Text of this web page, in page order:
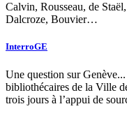
Calvin, Rousseau, de
Dalcroze, Bouvier…
InterroGE
Une question sur
bibliothécaires de la Ville
trois jours à l’appui de